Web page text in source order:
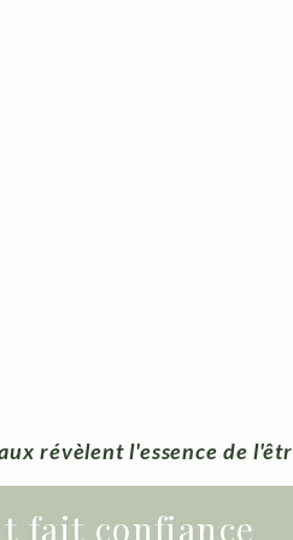
révèlent l'essence de
fait confiance